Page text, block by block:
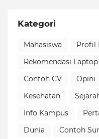
Kategori
Mahasiswa
Profil
Rekomendasi Laptop
Contoh CV
Opini
Kesehatan
Info Kampus
Dunia
Contoh